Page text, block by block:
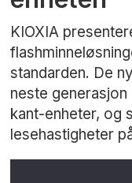
KIOXIA
standarden. De
neste
kant-enheter, og
lesehastigheter